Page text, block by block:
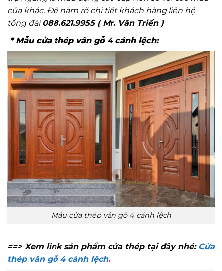
cửa khác. Để nắm rõ chi tiết khách hàng liên hệ
tổng đài088.621.9955 ( Mr. Văn Triển )
* Mẫu cửa thép vân gỗ 4 cánh lệch:
Mẫu cửa thép vân gỗ 4 cánh lệch
==> Xem link sản phẩm cửa thép tại đây nhé: Cửa
thép vân gỗ 4 cánh lệch.